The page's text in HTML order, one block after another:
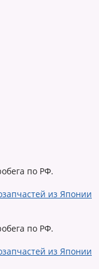
по РФ.
из Японии
по РФ.
из Японии